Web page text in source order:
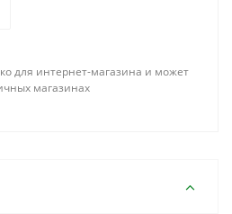
для интернет-магазина и может
магазинах